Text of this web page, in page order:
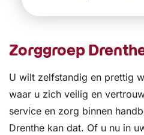
Zorggroep
U wilt zelfstandig en prettig
waar u zich veilig en
service en zorg binnen
Drenthe kan dat. Of u nu in